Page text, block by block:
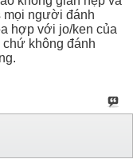
mọi người đánh
hợp với jo/ken của
không đánh